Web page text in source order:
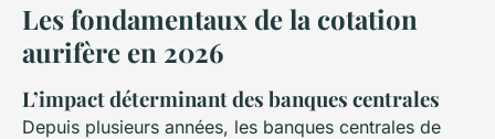
Les fondamentaux de la cotation
aurifère en 2026
L’impact déterminant des banques centrales
Depuis plusieurs années, les banques centrales de